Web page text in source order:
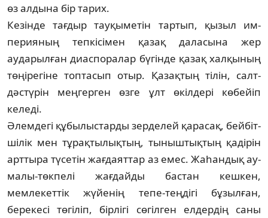
өз алдына бір тарих.
Кезінде тағдыр тауқыметін тартып, қызыл им­
перияның тепкісімен қазақ даласына жер
аударылған диаспоралар бүгінде қазақ халқының
төңірегіне топ­та­сып отыр. Қазақтың тілін, салт-
дәстүрін меңгерген өзге ұлт өкілдері көбейіп
келеді.
Әлемдегі құбылыстарды зерделей қарасақ, бейбіт­
шілік мен тұрақтылықтың, тыныштықтың қадірін
арт­тыра түсетін жағдаяттар аз емес. Жаһандық ау­
ма­лы‑төкпелі жағдайды бастан кешкен,
мемлекеттік жүйе­нің тепе-теңдігі бұзылған,
берекесі төгіліп, бірлігі сө­гіл­ген ел­дер­дің саны